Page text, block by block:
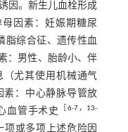
因。新生儿血栓形成
因素：妊娠期糖尿
脂综合征、遗传性血
：男性、胎龄小、伴
（尤其使用机械通气
素：中心静脉导管放
血管手术史
6-7， 13-
项或多项上述危险因